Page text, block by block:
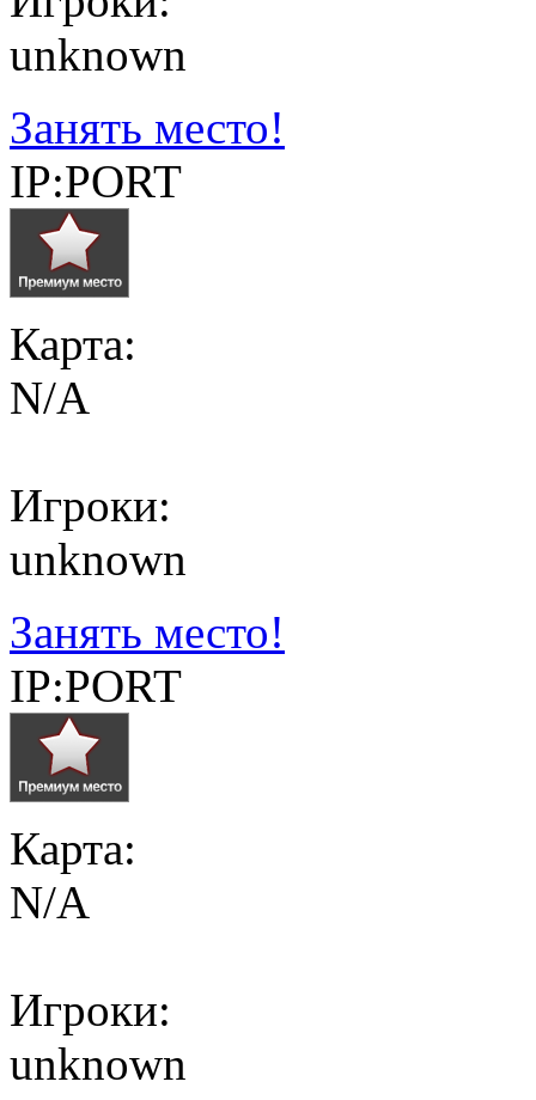
unknown
Занять место!
IP:PORT
Карта:
N/A
Игроки:
unknown
Занять место!
IP:PORT
Карта:
N/A
Игроки:
unknown